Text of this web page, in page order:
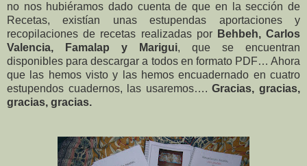
no nos hubiéramos dado cuenta de que en la sección de
Recetas, existían unas estupendas aportaciones y
recopilaciones de recetas realizadas por Behbeh, Carlos
Valencia, Famalap y Marigui, que se encuentran
disponibles para descargar a todos en formato PDF… Ahora
que las hemos visto y las hemos encuadernado en cuatro
estupendos cuadernos, las usaremos….Gracias, gracias,
gracias, gracias.